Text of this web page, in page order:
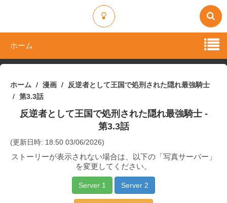
ホーム
ホーム 漫画
反逆者として王国で処刑された隠れ最強騎士
第3.3話
反逆者として王国で処刑された隠れ最強騎士-
第3.3話
(更新日時: 18:50 03/06/2026)
ストーリーが表示されない場合は、以下の「写真サーバー」
を変更してください。
Server 1 Server 2